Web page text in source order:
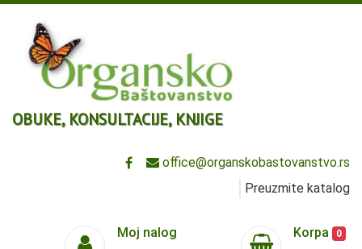
OBUKE, KONSULTACIJE, KNJIGE
office@organskobastovanstvo.rs
Preuzmite katalog
Moj nalog Korpa 0